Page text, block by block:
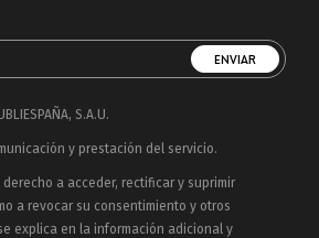
S.A.U.
y prestación del servicio.
derecho a acceder, rectificar y suprimir
a revocar su consentimiento y otros
explica en la información adicional y